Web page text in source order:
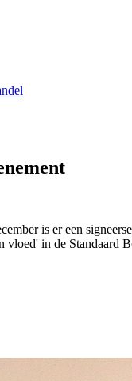
is er een
vloed' in de Standaard